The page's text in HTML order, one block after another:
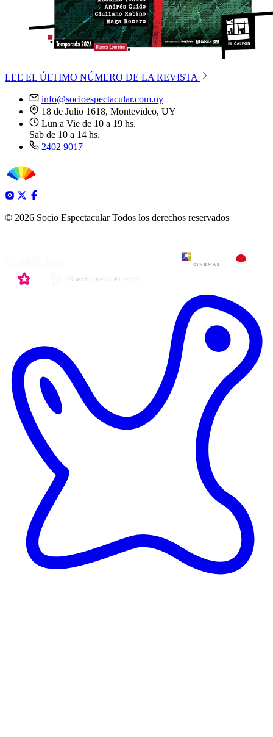
LEE EL ÚLTIMO NÚMERO DE LA REVISTA
info@socioespectacular.com.uy
18 de Julio 1618, Montevideo, UY
Lun a Vie de 10 a 19 hs.
Sab de 10 a 14 hs.
2402 9017
© 2026 Socio Espectacular Todos los derechos reservados